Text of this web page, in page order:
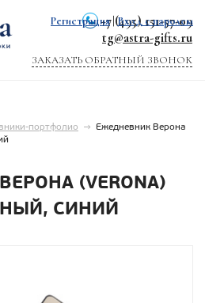
+7 (495) 151-57-09
tg@astra-gifts.ru
ЗАКАЗАТЬ ОБРАТНЫЙ ЗВОНОК
Регистрация Вход с паролем
портфолио → Ежедневник Верона
(VERONA)
СИНИЙ